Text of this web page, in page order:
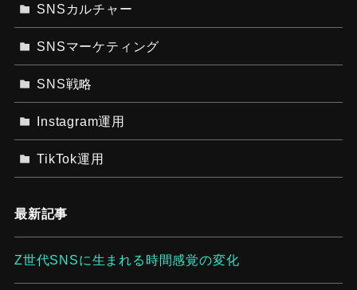
SNSカルチャー
SNSマーケティング
SNS戦略
Instagram運用
TikTok運用
最新記事
Z世代SNSに生まれる時間感覚の変化